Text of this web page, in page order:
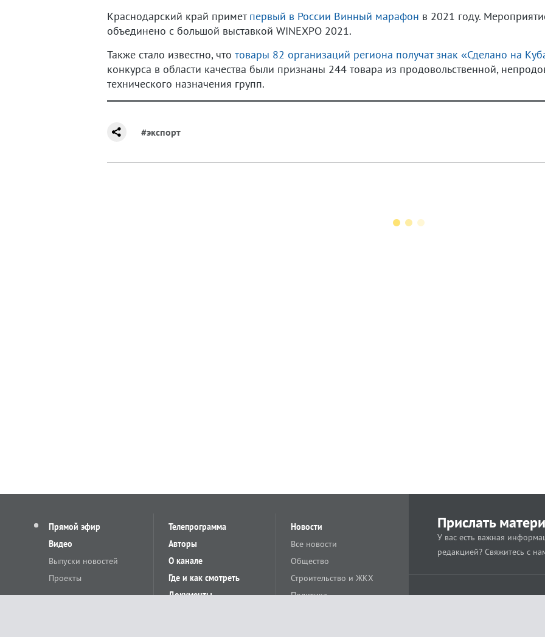
Краснодарский край приметпервый в России Винный марафон в 2021 году.
объединено с большой выставкой WINEXPO 2021.
Также стало известно, что товары 82 организаций региона получат знак «Сделано на
конкурса в области качества были признаны 244 товара из продовольственной,
технического назначения групп.
#экспорт
Прямой эфир
Видео
Выпуски новостей
Проекты
Телепрограмма
Авторы
О канале
Где и как смотреть
Документы
Новости
Все новости
Общество
Строительство и ЖКХ
Политика
Прислать
У вас есть важная
редакцией? Свяжитесь с